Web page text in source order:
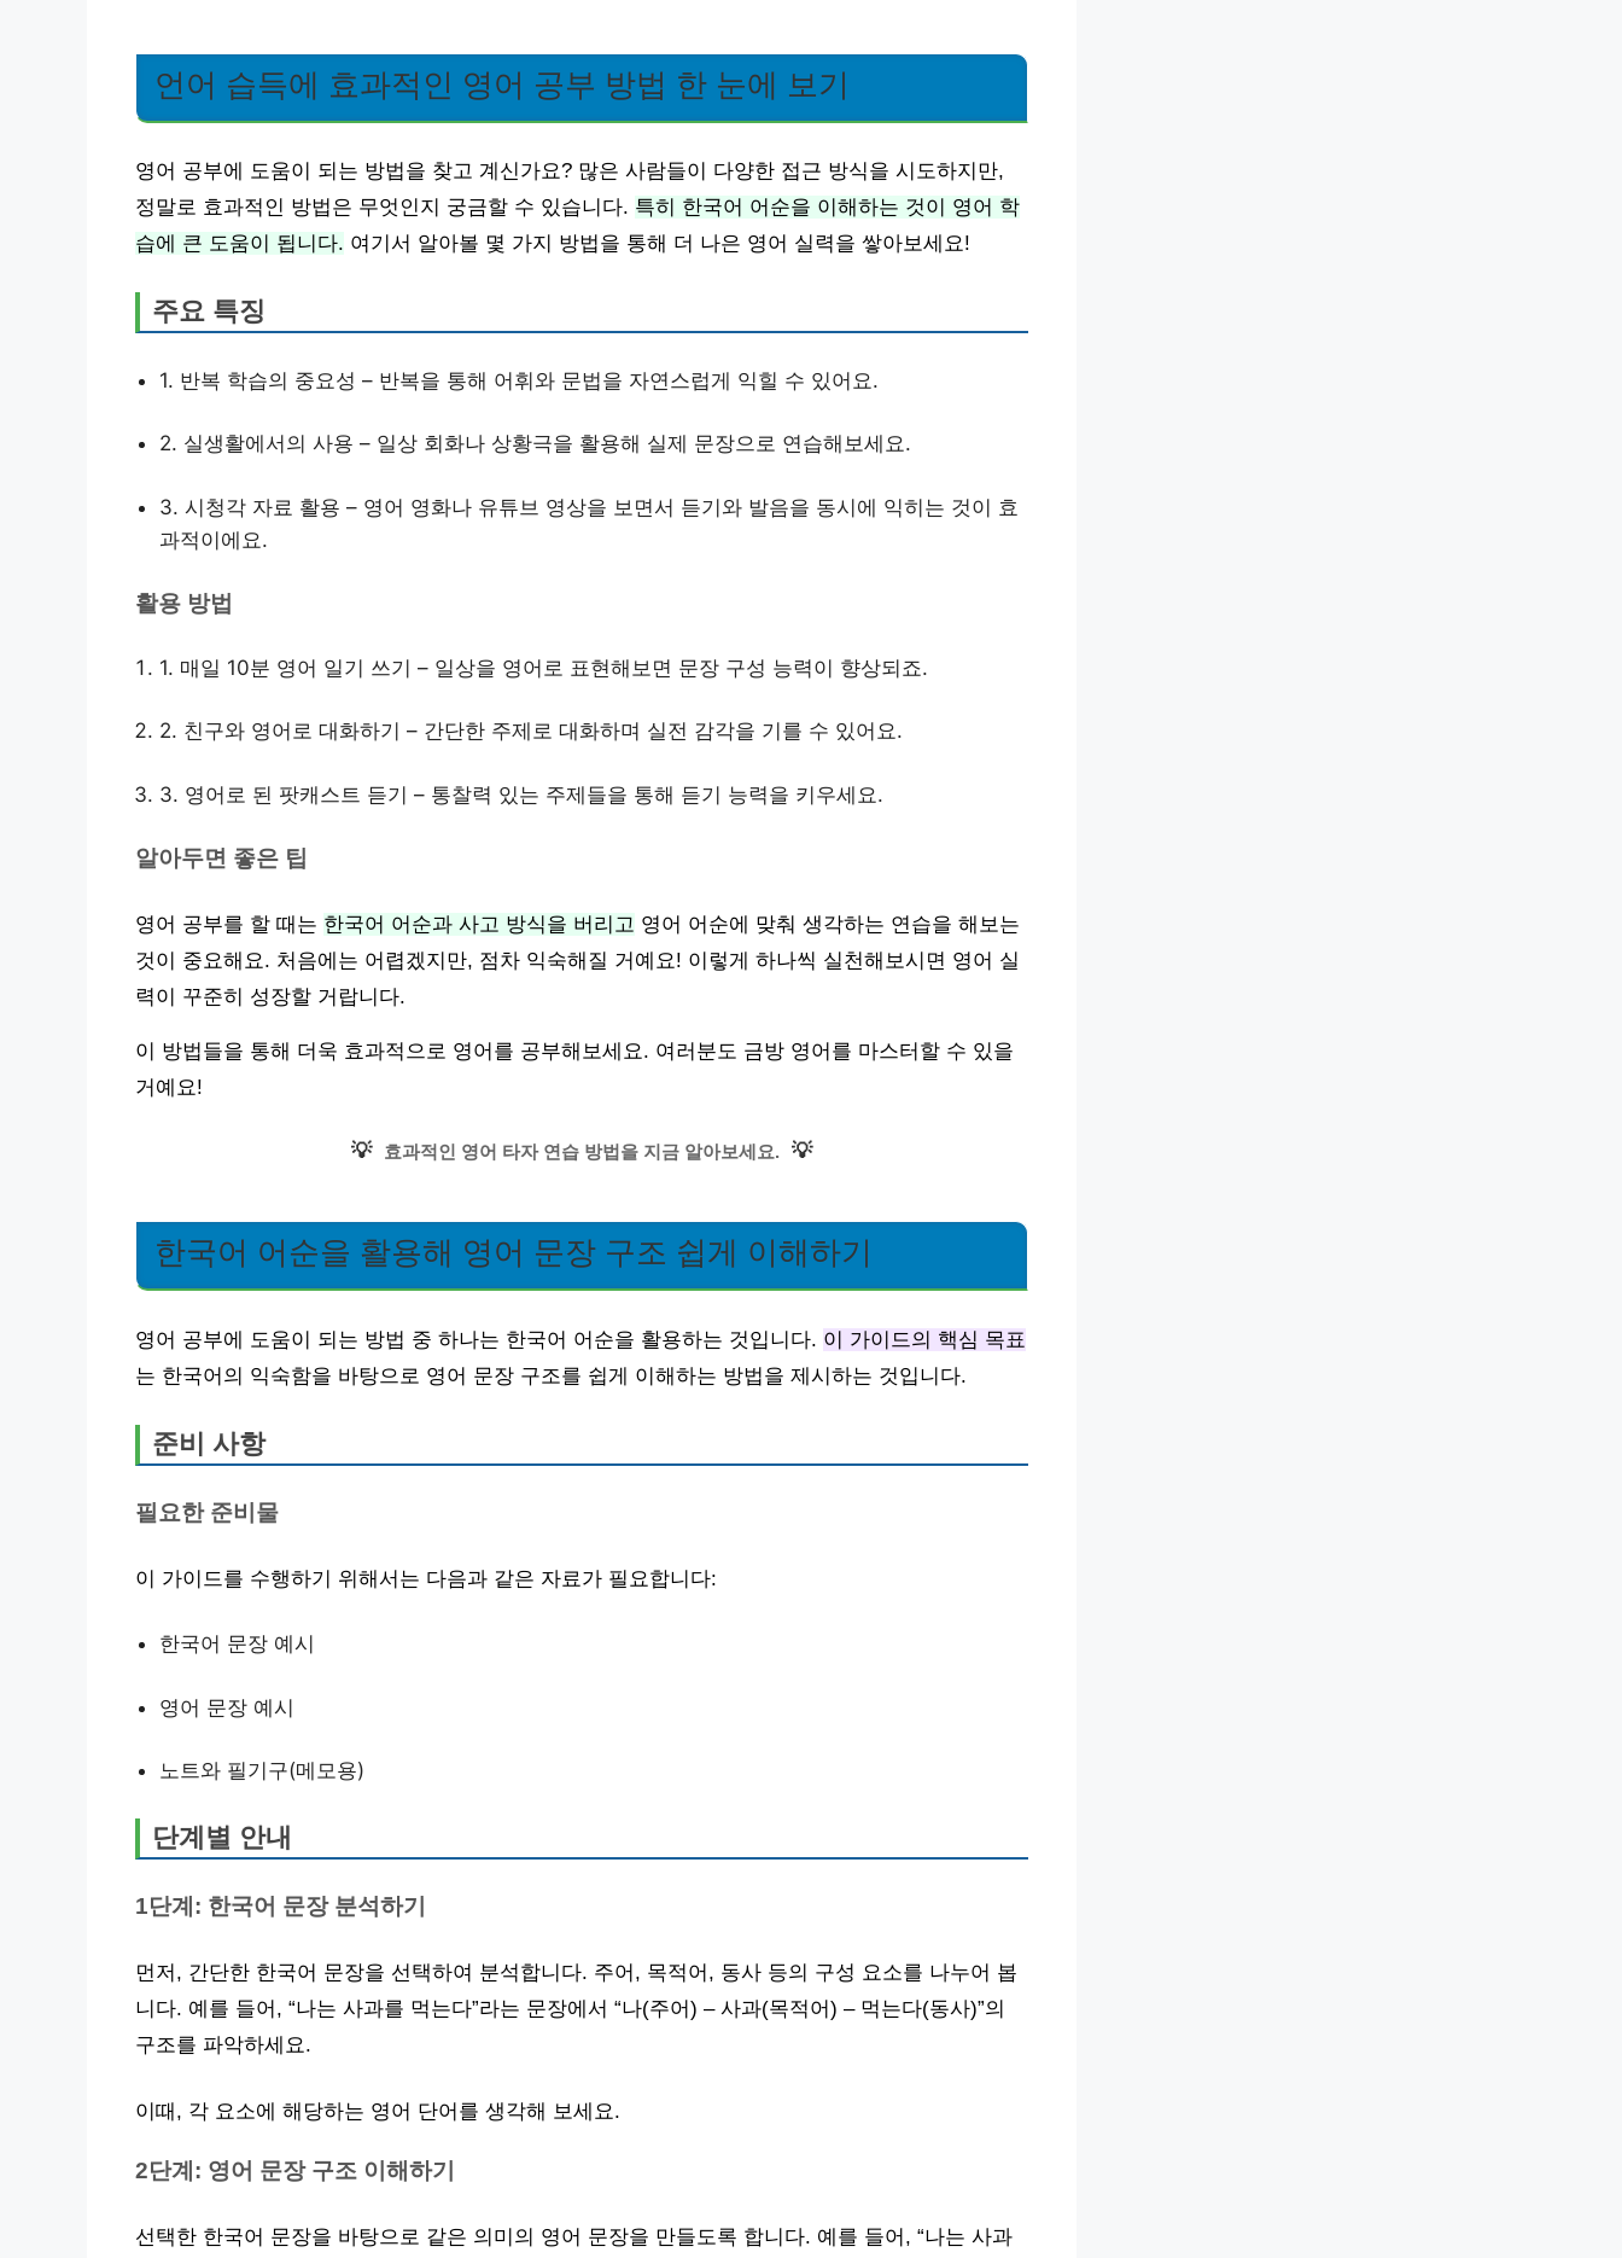
언어 습득에 효과적인 영어 공부 방법 한 눈에 보기
영어 공부에 도움이 되는 방법을 찾고 계신가요? 많은 사람들이 다양한 접근 방식을 시도하지만,
정말로 효과적인 방법은 무엇인지 궁금할 수 있습니다. 특히 한국어 어순을 이해하는 것이 영어 학
습에 큰 도움이 됩니다. 여기서 알아볼 몇 가지 방법을 통해 더 나은 영어 실력을 쌓아보세요!
주요 특징
1. 반복 학습의 중요성 – 반복을 통해 어휘와 문법을 자연스럽게 익힐 수 있어요.
2. 실생활에서의 사용 – 일상 회화나 상황극을 활용해 실제 문장으로 연습해보세요.
3. 시청각 자료 활용 – 영어 영화나 유튜브 영상을 보면서 듣기와 발음을 동시에 익히는 것이 효
과적이에요.
활용 방법
1. 매일 10분 영어 일기 쓰기 – 일상을 영어로 표현해보면 문장 구성 능력이 향상되죠.
2. 친구와 영어로 대화하기 – 간단한 주제로 대화하며 실전 감각을 기를 수 있어요.
3. 영어로 된 팟캐스트 듣기 – 통찰력 있는 주제들을 통해 듣기 능력을 키우세요.
알아두면 좋은 팁
영어 공부를 할 때는 한국어 어순과 사고 방식을 버리고 영어 어순에 맞춰 생각하는 연습을 해보는
것이 중요해요. 처음에는 어렵겠지만, 점차 익숙해질 거예요! 이렇게 하나씩 실천해보시면 영어 실
력이 꾸준히 성장할 거랍니다.
이 방법들을 통해 더욱 효과적으로 영어를 공부해보세요. 여러분도 금방 영어를 마스터할 수 있을
거예요!
💡 효과적인 영어 타자 연습 방법을 지금 알아보세요. 💡
한국어 어순을 활용해 영어 문장 구조 쉽게 이해하기
영어 공부에 도움이 되는 방법 중 하나는 한국어 어순을 활용하는 것입니다. 이 가이드의 핵심 목표
는 한국어의 익숙함을 바탕으로 영어 문장 구조를 쉽게 이해하는 방법을 제시하는 것입니다.
준비 사항
필요한 준비물
이 가이드를 수행하기 위해서는 다음과 같은 자료가 필요합니다:
한국어 문장 예시
영어 문장 예시
노트와 필기구(메모용)
단계별 안내
1단계: 한국어 문장 분석하기
먼저, 간단한 한국어 문장을 선택하여 분석합니다. 주어, 목적어, 동사 등의 구성 요소를 나누어 봅
니다. 예를 들어, “나는 사과를 먹는다”라는 문장에서 “나(주어) – 사과(목적어) – 먹는다(동사)”의
구조를 파악하세요.
이때, 각 요소에 해당하는 영어 단어를 생각해 보세요.
2단계: 영어 문장 구조 이해하기
선택한 한국어 문장을 바탕으로 같은 의미의 영어 문장을 만들도록 합니다. 예를 들어, “나는 사과